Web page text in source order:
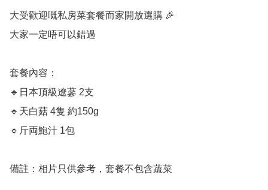
大受歡迎嘅私房菜套餐而家開放選購 🎉
大家一定唔可以錯過
套餐內容：
🔹日本頂級遼蔘 2支
🔹天白菇 4隻 約150g
🔹斤両鮑汁 1包
備註：相片只供參考，套餐不包含蔬菜